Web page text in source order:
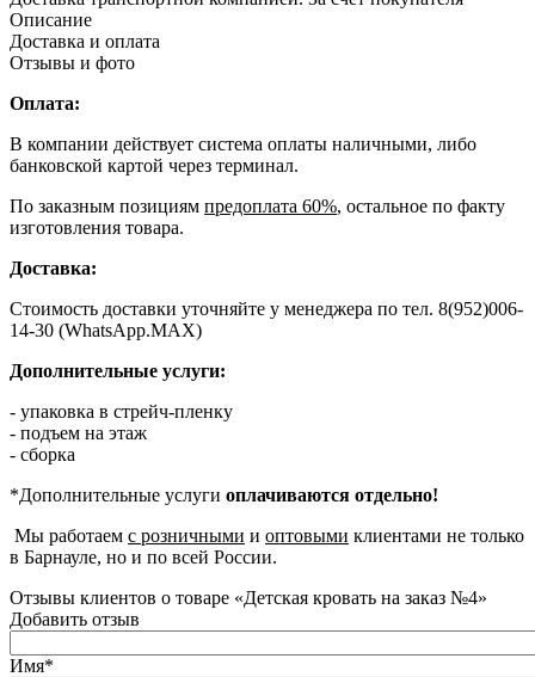
Описание
Доставка и оплата
Отзывы и фото
Оплата:
В компании действует система оплаты наличными, либо
банковской картой через терминал.
По заказным позициям предоплата 60%, остальное по факту
изготовления товара.
Доставка:
Стоимость доставки уточняйте у менеджера по тел. 8(952)006-
14-30 (WhatsApp.MAX)
Дополнительные услуги:
- упаковка в стрейч-пленку
- подъем на этаж
- сборка
*Дополнительные услуги оплачиваются отдельно!
Мы работаем с розничными и оптовыми клиентами не только
в Барнауле, но и по всей России.
Отзывы клиентов о товаре «Детская кровать на заказ №4»
Добавить отзыв
Имя*